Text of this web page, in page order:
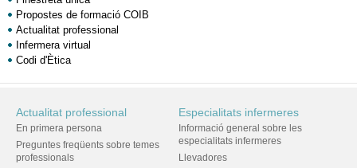
Propostes de formació COIB
Actualitat professional
Infermera virtual
Codi d'Ètica
Actualitat professional
En primera persona
Preguntes freqüents sobre temes
professionals
Especialitats infermeres
Informació general sobre les
especialitats infermeres
Llevadores